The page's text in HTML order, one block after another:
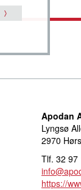
Apodan
Lyngsø
2970
Tlf. 32 97
https://